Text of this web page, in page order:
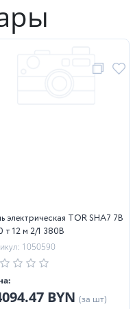
электрическая TOR SHA7 7B
т 12 м 2/1 380В
1050590
BYN (за шт)